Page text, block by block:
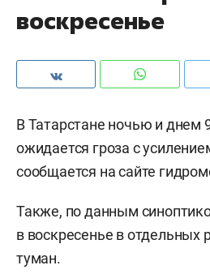
воскресенье
В Татарстане ночью и днем
ожидается гроза с
сообщается на сайте
Также, по данным
в воскресенье в отдельных
туман.